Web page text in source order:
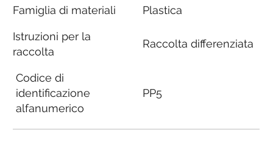
Famiglia di materiali
Istruzioni per la
raccolta
Codice di
identificazione
alfanumerico
Plastica
Raccolta differenziata
PP5